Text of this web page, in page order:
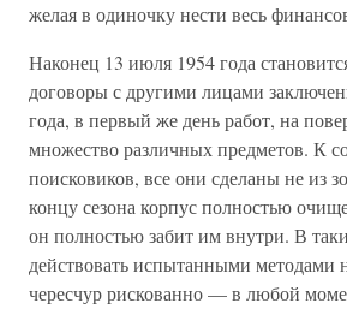
желая в одиночку нести весь
Наконец 13 июля 1954 года
договоры с другими лицами
года, в первый же день работ, на
множество различных предметов. К
поисковиков, все они сделаны не из
концу сезона корпус полностью
он полностью забит им внутри. В
действовать испытанными методами
чересчур рискованно — в любой